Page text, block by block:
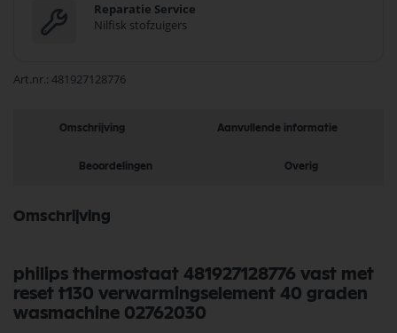
Reparatie Service
Nilfisk stofzuigers
Art.nr. 481927128776
Omschrijving Aanvullende informatie
Beoordelingen Overig
Omschrijving
philips thermostaat 481927128776 vast met
reset t130 verwarmingselement 40 graden
wasmachine 02762030